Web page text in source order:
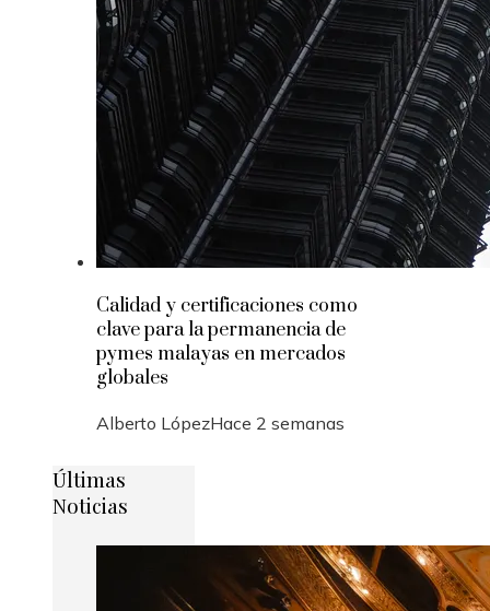
Calidad y certificaciones como
clave para la permanencia de
pymes malayas en mercados
globales
Alberto LópezHace 2 semanas
Últimas
Noticias